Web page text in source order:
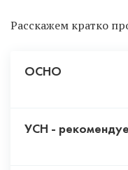
Расскажем кратко
ОСНО
Возлагает на
УСН -